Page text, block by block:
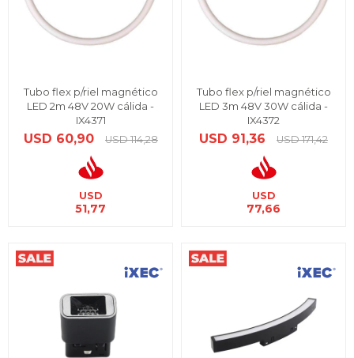
Tubo flex p/riel magnético
LED 2m 48V 20W cálida -
IX4371
USD 60,90 USD 114,28
USD
51,77
Tubo flex p/riel magnético
LED 3m 48V 30W cálida -
IX4372
USD 91,36 USD 171,42
USD
77,66